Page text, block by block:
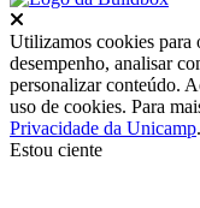
Utilizamos cookies para
desempenho, analisar
personalizar conteúdo.
uso de cookies. Para
Privacidade da Unicamp.
Estou ciente